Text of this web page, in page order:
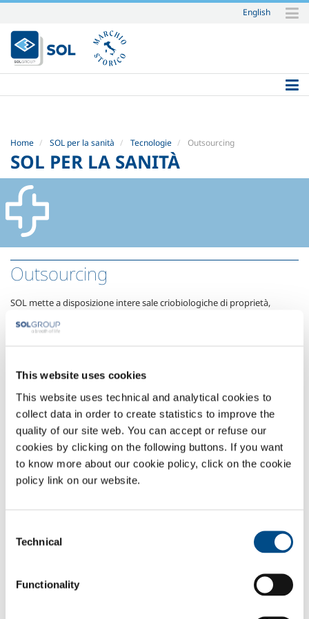
This website uses cookies
This website uses technical and analytical cookies to
collect data in order to create statistics to improve the
quality of our site web. You can accept or refuse our
cookies by clicking on the following buttons. If you want
to know more about our cookie policy, click on the cookie
policy link on our website.
Selection
Technical
Functionality
Salta
ai
contenuti.
|
alla
English
Home SOL per la sanità Tecnologie Outsourcing
SOL PER LA SANITÀ
Outsourcing
SOL mette a disposizione intere sale criobiologiche di proprietà,
apparecchiature certificate e convalidate e il personale operativo
Trapianti.
Settori di Applicazione
Servizi biomedicali
PANORAMICA
SOL per la sanità